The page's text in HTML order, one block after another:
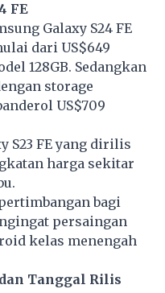
FE
Galaxy S24 FE
dari US$649
128GB. Sedangkan
storage
US$709
S23 FE yang dirilis
harga sekitar
bagi
persaingan
kelas menengah
Tanggal Rilis